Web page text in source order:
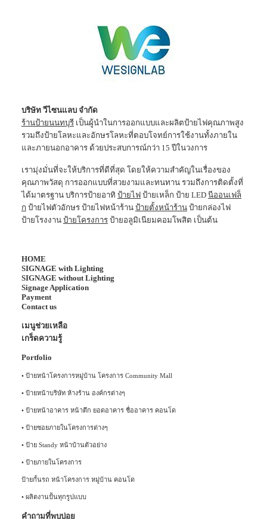
บริษัท วีไซนแลบ จำกัด
ร้านป้ายนนทบุรีเป็นผู้นำในการออกแบบและผลิตป้ายไฟคุณภาพสูง
รวมถึงป้ายโลหะและอักษรโลหะที่ตอบโจทย์การใช้งานทั้งภายใน
และภายนอกอาคาร ด้วยประสบการณ์กว่า 15 ปีในวงการ
เรามุ่งมั่นที่จะให้บริการที่ดีที่สุด โดยให้ความสำคัญในเรื่องของ
คุณภาพวัสดุ การออกแบบที่สวยงามและทนทาน รวมถึงการติดตั้งที่
ได้มาตรฐาน บริการป้ายอาทิ ป้ายไฟ ป้ายเหล็ก ป้าย LED นีออนเฟล็
ก ป้ายไฟตัวอักษร ป้ายไฟหน้าร้าน ป้ายตั้งหน้าร้านป้ายกล่องไฟ
ป้ายโรงงาน ป้ายโครงการป้ายอลูมิเนียมคอมโพสิต เป็นต้น
HOME
SIGNAGE with Lighting
SIGNAGE without Lighting
Signage Application
Payment
Contact us
เมนูช่วยเหลือ
เกร็ดความรู้
Portfolio
• ป้ายหน้าโครงการหมู่บ้าน โครงการ Community Mall
• ป้ายหน้าบริษัท ห้างร้าน องค์กรต่างๆ
• ป้ายหน้าอาคาร หน้าตึก ยอดอาคาร ชื่ออาคาร คอนโด
• ป้ายซอยภายในโครงการต่างๆ
• ป้าย Standy หน้าบ้านตัวอย่าง
• ป้ายภายในโครงการ
ป้ายกั้นรถ หน้าโครงการ หมู่บ้าน คอนโด
• ผลิตงานปั้นทุกรูปแบบ
คำถามที่พบบ่อย